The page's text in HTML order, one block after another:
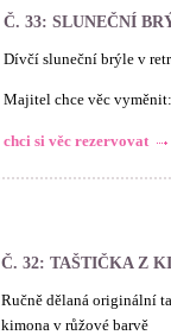
Č. 33: SLUNEČNÍ
Dívčí sluneční brýle v
Majitel chce věc vyměnit:
chci si věc rezervovat
Č. 32: TAŠTIČKA Z
Ručně dělaná originální
kimona v růžové barvě